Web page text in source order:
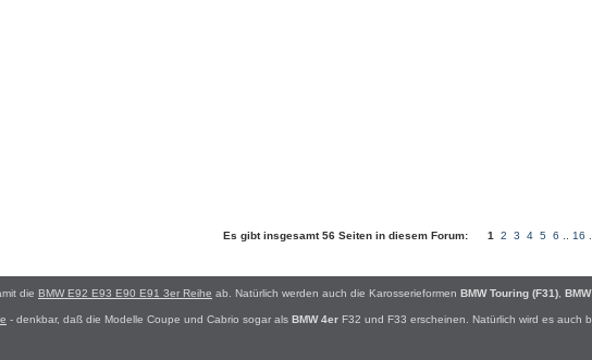
Es gibt insgesamt 56 Seiten in diesem Forum: 1 2 3 4 5 6 16
die BMW E92 E93 E90 E91 3er Reihe ab. Natürlich werden auch die Karosserieformen BMW Touring (F31) BMW
- denkbar, daß die Modelle Coupe und Cabrio sogar als BMW 4er F32 und F33 erscheinen. Natürlich wird es auch